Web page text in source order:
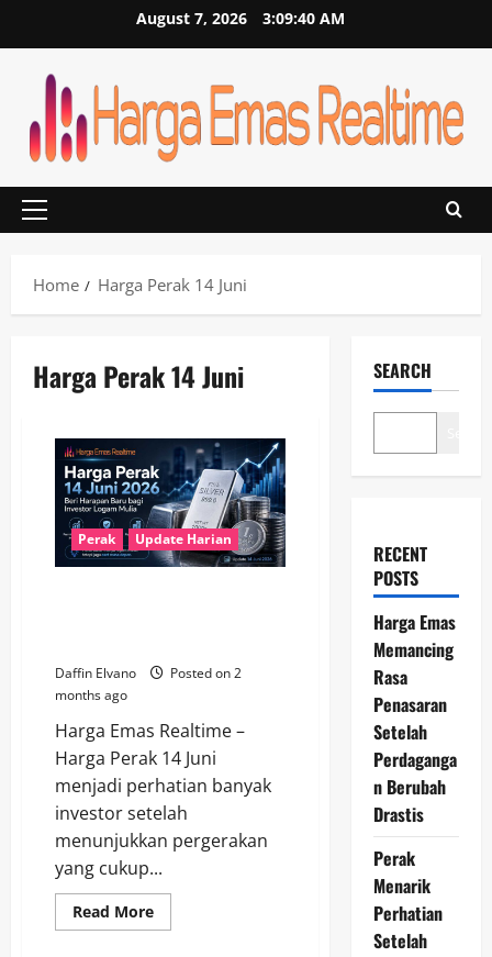
August 7, 2026 3:09:40 AM
Primary
Home
Harga Perak 14 Juni
Harga Perak 14 Juni
Perak Update Harian
Daffin Elvano
Posted on 2
months ago
Harga Emas Realtime –
Harga Perak 14 Juni
menjadi perhatian banyak
investor setelah
menunjukkan pergerakan
yang cukup...
Read MoreRead
more
SEARCH
RECENT
POSTS
Harga Emas
Memancing
Rasa
Penasaran
Setelah
Perdaganga
n Berubah
Drastis
Perak
Menarik
Perhatian
Setelah